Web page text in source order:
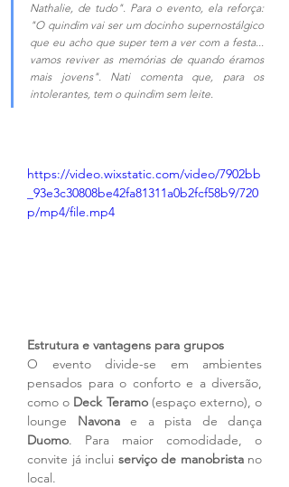
Nathalie, de tudo". Para o evento, ela reforça:
"O quindim vai ser um docinho supernostálgico
que eu acho que super tem a ver com a festa...
vamos reviver as memórias de quando éramos
mais jovens". Nati comenta que, para os
intolerantes, tem o quindim sem leite.
https://video.wixstatic.com/video/7902bb
_93e3c30808be42fa81311a0b2fcf58b9/720
p/mp4/file.mp4
Estrutura e vantagens para grupos
O evento divide-se em ambientes
pensados para o conforto e a diversão,
como o Deck Teramo (espaço externo), o
lounge Navona
Duomo. Para maior comodidade, o
convite já inclui serviço de manobrista no
local.